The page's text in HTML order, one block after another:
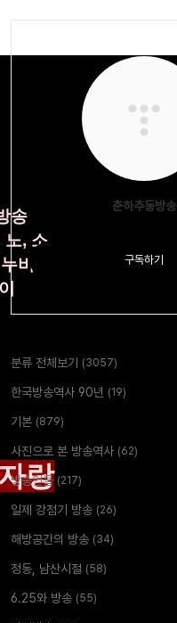
송
노, 소
누비며
랑
춘하추동방송
구독하기
분류 전체보기 (3057)
한국방송역사 90년 (19)
기본 (879)
사진으로 본 방송역사 (62)
방송인물 (217)
일제 강점기 방송 (26)
해방공간의 방송 (34)
정동, 남산시절 (58)
6.25와 방송 (55)